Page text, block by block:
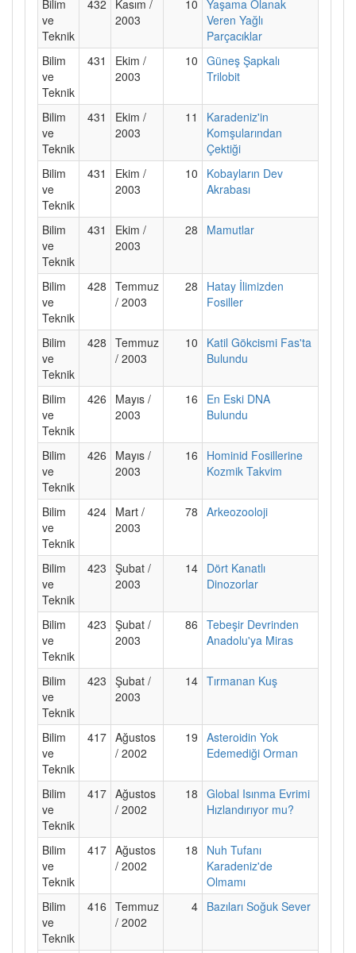
Bilim
ve
Teknik
432
Kasım /
2003
10 Yaşama Olanak
Veren Yağlı
Parçacıklar
Bilim
ve
Teknik
431
Ekim /
2003
10 Güneş Şapkalı
Trilobit
Bilim
ve
Teknik
431
Ekim /
2003
11
Karadeniz'in
Komşularından
Çektiği
Bilim
ve
Teknik
431
Ekim /
2003
10
Kobayların Dev
Akrabası
Bilim
ve
Teknik
431
Ekim /
2003
28 Mamutlar
Bilim
ve
Teknik
428 Temmuz
/ 2003
28
Hatay İlimizden
Fosiller
Bilim
ve
Teknik
428 Temmuz
/ 2003
10
Katil Gökcismi Fas'ta
Bulundu
Bilim
ve
Teknik
426
Mayıs /
2003
16
En Eski DNA
Bulundu
Bilim
ve
Teknik
426
Mayıs /
2003
16
Hominid Fosillerine
Kozmik Takvim
Bilim
ve
Teknik
424 Mart /
2003
78 Arkeozooloji
Bilim
ve
Teknik
423 Şubat /
2003
14 Dört Kanatlı
Dinozorlar
Bilim
ve
Teknik
423 Şubat /
2003
86 Tebeşir Devrinden
Anadolu'ya Miras
Bilim
ve
Teknik
423 Şubat /
2003
14 Tırmanan Kuş
Bilim
ve
Teknik
417 Ağustos
/ 2002
19 Asteroidin Yok
Edemediği Orman
Bilim
ve
Teknik
417 Ağustos
/ 2002
18 Global Isınma Evrimi
Hızlandırıyor mu?
Bilim
ve
Teknik
417 Ağustos
/ 2002
18
Nuh Tufanı
Karadeniz'de
Olmamı
Bilim
ve
Teknik
416 Temmuz
/ 2002
4 Bazıları Soğuk Sever